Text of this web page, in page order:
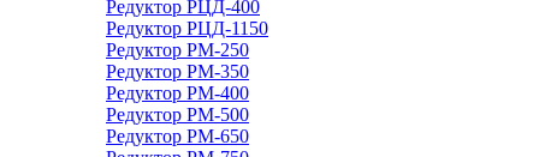
Редуктор РЦД-400
Редуктор РЦД-1150
Редуктор РМ-250
Редуктор РМ-350
Редуктор РМ-400
Редуктор РМ-500
Редуктор РМ-650